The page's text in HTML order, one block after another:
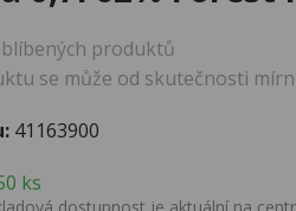
produktů
se může od skutečnosti
41163900
ks
dostupnost je aktuální na